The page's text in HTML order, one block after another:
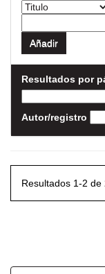
Resultados por
Autor/registro
Resultados 1-2 de